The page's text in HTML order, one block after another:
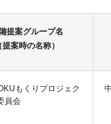
提案グループ名
提案時の名称）
もくりプロジェク
員会